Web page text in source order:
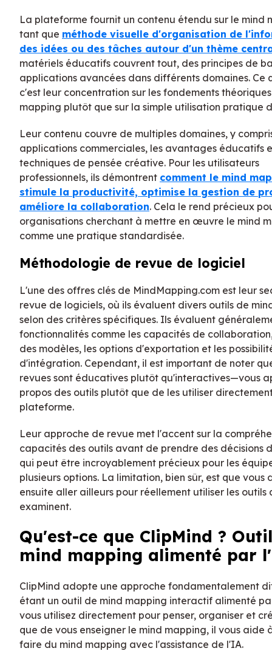
La plateforme fournit un contenu étendu sur le mind
tant que méthode visuelle d'organisation de
des idées ou des tâches autour d'un thème
matériels éducatifs couvrent tout, des principes de
applications avancées dans différents domaines. Ce
c'est leur concentration sur les fondements
mapping plutôt que sur la simple utilisation pratique
Leur contenu couvre de multiples domaines, y
applications commerciales, les avantages éducatifs
techniques de pensée créative. Pour les utilisateurs
professionnels, ils démontrent comment le mind
stimule la productivité, optimise la gestion de
améliore la collaboration. Cela le rend précieux
organisations cherchant à mettre en œuvre le mind
comme une pratique standardisée.
Méthodologie de revue de logiciel
L'une des offres clés de MindMapping.com est leur
revue de logiciels, où ils évaluent divers outils de
selon des critères spécifiques. Ils évaluent
fonctionnalités comme les capacités de
des modèles, les options d'exportation et les
d'intégration. Cependant, il est important de noter
revues sont éducatives plutôt qu'interactives—vous
propos des outils plutôt que de les utiliser
plateforme.
Leur approche de revue met l'accent sur la
capacités des outils avant de prendre des décisions
qui peut être incroyablement précieux pour les
plusieurs options. La limitation, bien sûr, est que vous
ensuite aller ailleurs pour réellement utiliser les outils
examinent.
Qu'est-ce que ClipMind ?
mind mapping alimenté par
ClipMind adopte une approche fondamentalement
étant un outil de mind mapping interactif alimenté
vous utilisez directement pour penser, organiser et
que de vous enseigner le mind mapping, il vous aide
faire du mind mapping avec l'assistance de l'IA.